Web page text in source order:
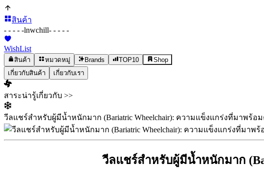
สินค้า
- - - - -lnwchill- - - - -
WishList
สินค้า หมวดหมู่ Brands TOP10
Shop
เกี่ยวกับสินค้า
เกี่ยวกับเรา
สาระน่ารู้เกี่ยวกับ >>
วีลแชร์สำหรับผู้มีน้ำหนักมาก (Bariatric Wheelchair): ความแข็งแกร่งที่มาพร้อ
วีลแชร์สำหรับผู้มีน้ำหนักมาก